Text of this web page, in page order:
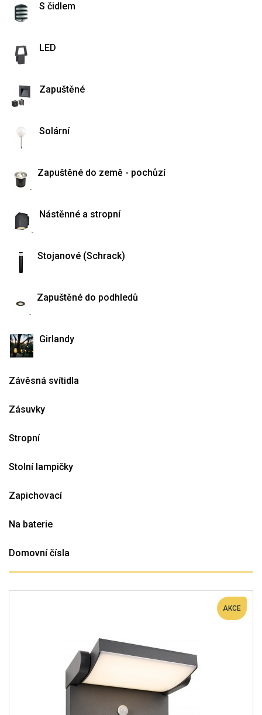
S čidlem
LED
Zapuštěné
Solární
Zapuštěné do země - pochůzí
Nástěnné a stropní
Stojanové (Schrack)
Zapuštěné do podhledů
Girlandy
Závěsná svítidla
Zásuvky
Stropní
Stolní lampičky
Zapichovací
Na baterie
Domovní čísla
AKCE